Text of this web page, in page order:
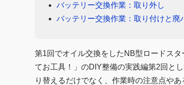
バッテリー交換作業：取り外し
バッテリー交換作業：取り付けと廃
第1回でオイル交換をしたNB型ロードス
てお工具！」のDIY整備の実践編第2回と
り替えるだけでなく、作業時の注意点や